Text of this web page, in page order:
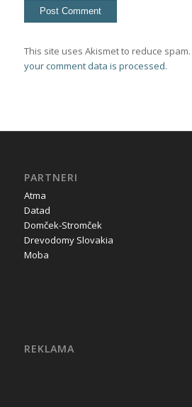
This site uses Akismet to reduce spam.
your comment data is processed.
PARTNERI
Atma
Datad
Domček-Stromček
Drevodomy Slovakia
Moba
REKLAMA